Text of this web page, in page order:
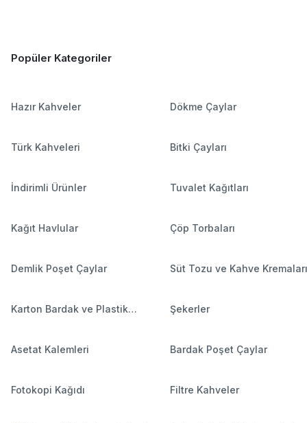
Popüler Kategoriler
Hazır Kahveler Dökme Çaylar
Türk Kahveleri Bitki Çayları
İndirimli Ürünler Tuvalet Kağıtları
Kağıt Havlular Çöp Torbaları
Demlik Poşet Çaylar Süt Tozu ve Kahve Kremaları
Karton Bardak ve Plastik
Şekerler
Asetat Kalemleri Bardak Poşet Çaylar
Fotokopi Kağıdı Filtre Kahveler